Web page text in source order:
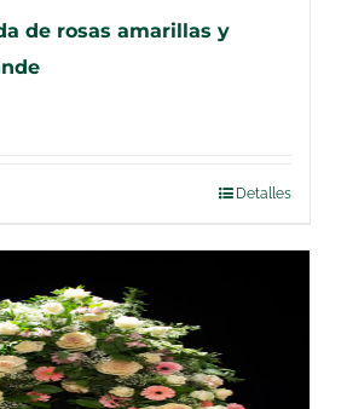
de rosas amarillas y
Detalles